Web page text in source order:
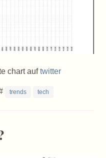
chart auftwitter
trends tech